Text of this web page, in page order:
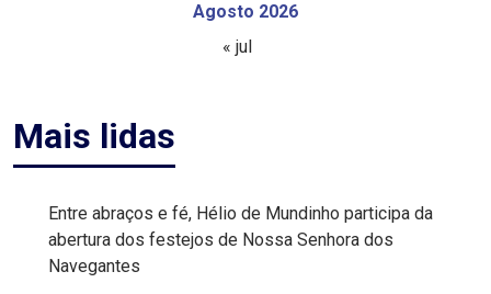
EDUCAÇÃO
ELEIÇÃO
ESCOLAR
ELEIÇÕES
Agosto 2026
« jul
Mais lidas
Entre abraços e fé, Hélio de Mundinho participa da
abertura dos festejos de Nossa Senhora dos
Navegantes